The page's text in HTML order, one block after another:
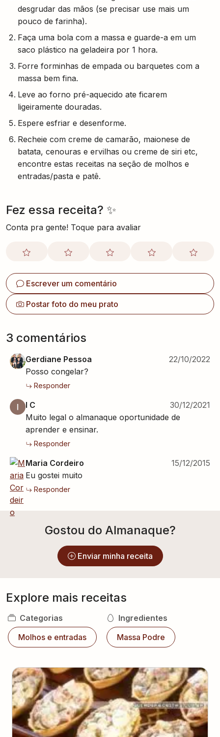
desgrudar das mãos (se precisar use mais um
pouco de farinha).
Faça uma bola com a massa e guarde-a em um
saco plástico na geladeira por 1 hora.
Forre forminhas de empada ou barquetes com a
massa bem fina.
Leve ao forno pré-aquecido ate ficarem
ligeiramente douradas.
Espere esfriar e desenforme.
Recheie com creme de camarão, maionese de
batata, cenouras e ervilhas ou creme de siri etc,
encontre estas receitas na seção de molhos e
entradas/pasta e patê.
Fez essa receita? ✨
Conta pra gente! Toque para avaliar
Escrever um comentário
Postar foto do meu prato
3 comentários
Gerdiane Pessoa
22/10/2022
Posso congelar?
Responder
I C
30/12/2021
Muito legal o almanaque oportunidade de
aprender e ensinar.
Responder
Maria Cordeiro
15/12/2015
Eu gostei muito
Responder
Gostou do Almanaque?
Enviar minha receita
Explore mais receitas
Categorias
Molhos e entradas
Ingredientes
Massa Podre